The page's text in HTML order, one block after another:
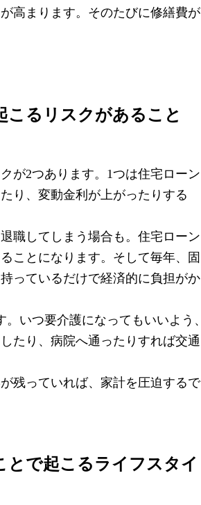
高まります。そのたびに修繕費が
こるリスクがあること
が2つあります。1つは住宅ローン
り、変動金利が上がったりする
職してしまう場合も。住宅ローン
ことになります。そして毎年、固
っているだけで経済的に負担がか
いつ要介護になってもいいよう、
たり、病院へ通ったりすれば交通
残っていれば、家計を圧迫するで
で起こるライフスタイ